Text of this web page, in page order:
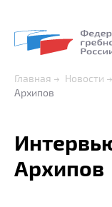
Главная Новости
Архипов
Архипов